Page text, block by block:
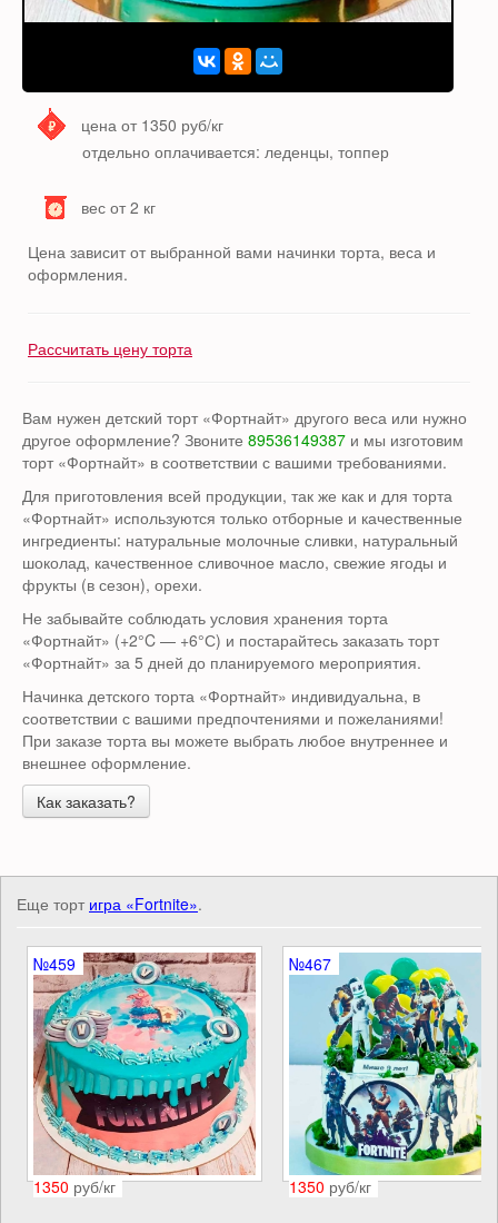
цена от 1350 руб/кг
отдельно оплачивается: леденцы, топпер
вес от 2 кг
Цена зависит от выбранной вами начинки торта, веса и
оформления.
Рассчитать цену торта
Вам нужен детский торт «Фортнайт» другого веса или нужно
другое оформление? Звоните 89536149387 и мы изготовим
торт «Фортнайт» в соответствии с вашими требованиями.
Для приготовления всей продукции, так же как и для торта
«Фортнайт» используются только отборные и качественные
ингредиенты: натуральные молочные сливки, натуральный
шоколад, качественное сливочное масло, свежие ягоды и
фрукты (в сезон), орехи.
Не забывайте соблюдать условия хранения торта
«Фортнайт» (+2°C — +6°С) и постарайтесь заказать торт
«Фортнайт» за 5 дней до планируемого мероприятия.
Начинка детского торта «Фортнайт» индивидуальна, в
соответствии с вашими предпочтениями и пожеланиями!
При заказе торта вы можете выбрать любое внутреннее и
внешнее оформление.
Как заказать?
Еще торт игра «Fortnite».
№459
1350 руб/кг
№467
1350 руб/кг